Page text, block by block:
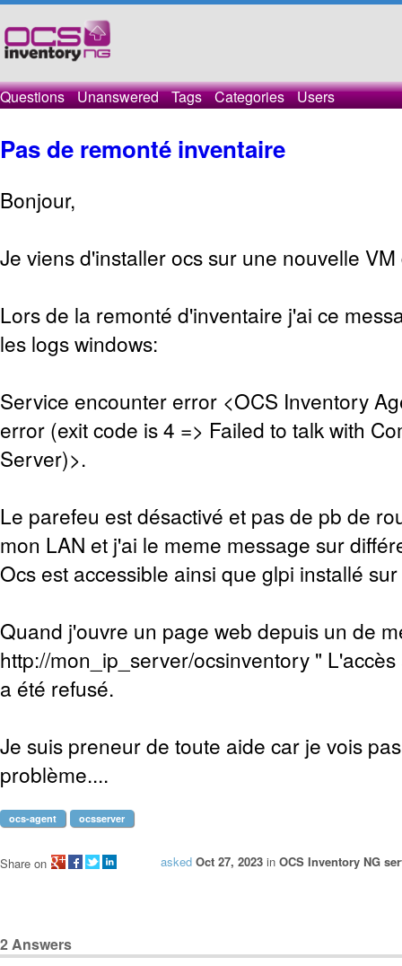
Questions Unanswered Tags Categories Users
Pas de remonté inventaire
Bonjour,
Je viens d'installer ocs sur une nouvelle
Lors de la remonté d'inventaire j'ai ce
les logs windows:
Service encounter error <OCS Inventory
error (exit code is 4 => Failed to talk with
Server)>.
Le parefeu est désactivé et pas de pb de
mon LAN et j'ai le meme message sur
Ocs est accessible ainsi que glpi installé
Quand j'ouvre un page web depuis un de
http://mon_ip_server/ocsinventory "
a été refusé.
Je suis preneur de toute aide car je vois
problème....
ocs-agent ocsserver
asked Oct 27, 2023 in OCS Inventory NG
Share on
2Answers